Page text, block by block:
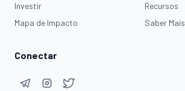
Investir
Mapa de Impacto
Recursos
Saber Mais
Conectar